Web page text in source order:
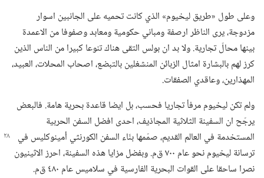
وعلى طول «طريق ليخيوم» الذي كانت تحميه على الجانبين اسوار
مزدوجة،‏ يرى الناظر ارصفة ومباني حكومية ومعابد وصفوفا من الاعمدة
بينها محالّ تجارية.‏ ولا بد ان بولس التقى هناك تنوعا كبيرا من الناس الذين
كرز لهم بالبشارة امثال الزبائن المنشغلين بالتبضع،‏ اصحاب المحلات،‏ العبيد،‏
المهذارين،‏ وعاقدي الصفقات.‏
ولم تكن ليخيوم مرفأ تجاريا فحسب،‏ بل ايضا قاعدة بحرية هامة.‏ فالبعض
يرجّح ان السفينة الثلاثية المجاذيف،‏ احدى افضل السفن الحربية
المستخدمة في العالم القديم،‏ صمّمها بنّاء السفن الكورنثي أمينوكليس في
ترسانة ليخيوم نحو عام ٧٠٠ ق‌م.‏ وبفضل مزايا هذه السفينة،‏ احرز الاثينيون
نصرا ساحقا على القوات البحرية الفارسية في سلاميس عام ٤٨٠ ق‌م.‏